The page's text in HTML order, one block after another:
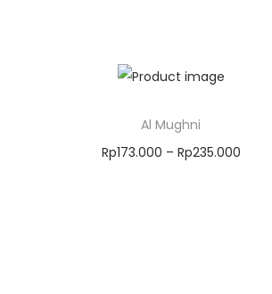
Al Mughni
Rp173.000 – Rp235.000